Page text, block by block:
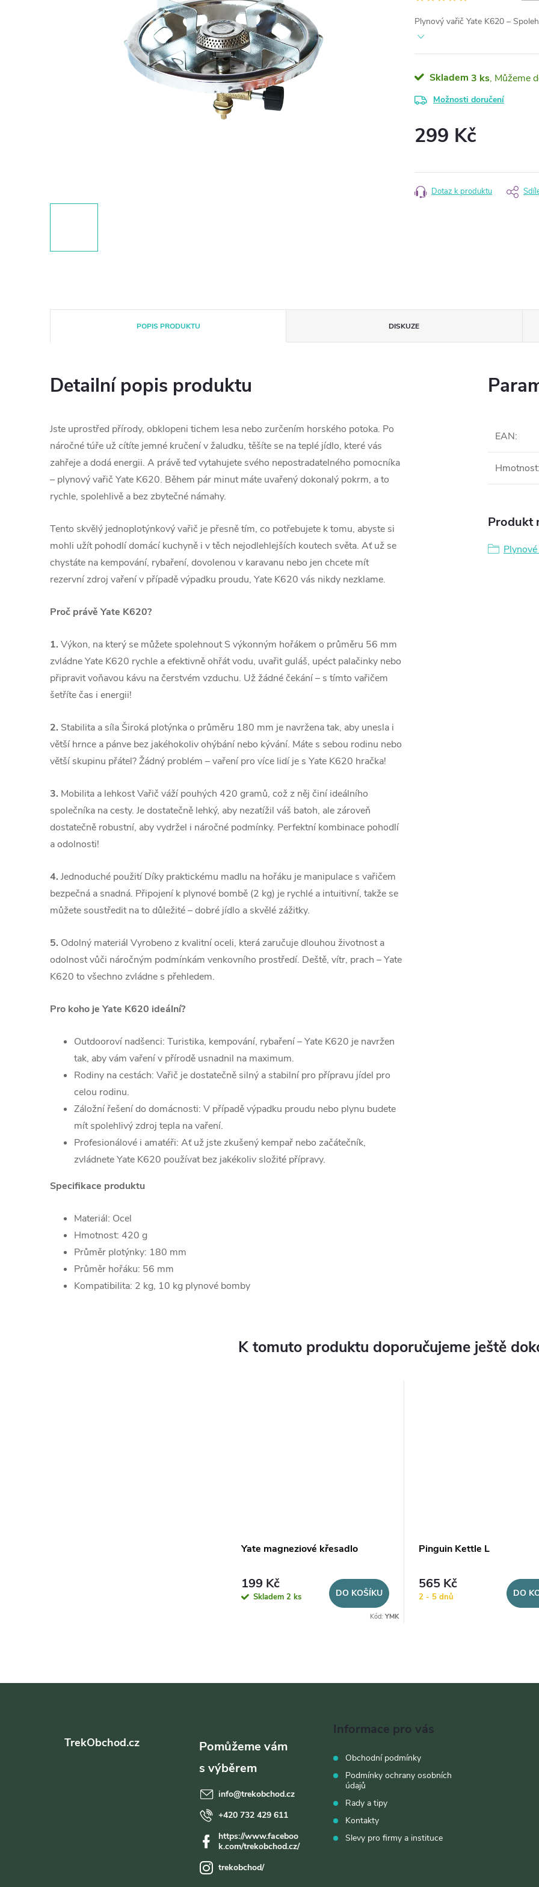
Plynový vařič Yate K620 –
Skladem 3 ks
Možnosti doručení
299 Kč
Dotaz k produktu
POPIS PRODUKTU DISKUZE
Detailní popis produktu
Jste uprostřed přírody, obklopeni tichem lesa nebo zurčením horského potoka. Po
náročné túře už cítíte jemné kručení v žaludku, těšíte se na teplé jídlo, které vás
zahřeje a dodá energii. A právě teď vytahujete svého nepostradatelného pomocníka
– plynový vařič Yate K620. Během pár minut máte uvařený dokonalý pokrm, a to
rychle, spolehlivě a bez zbytečné námahy.
Tento skvělý jednoplotýnkový vařič je přesně tím, co potřebujete k tomu, abyste si
mohli užít pohodlí domácí kuchyně i v těch nejodlehlejších koutech světa. Ať už se
chystáte na kempování, rybaření, dovolenou v karavanu nebo jen chcete mít
rezervní zdroj vaření v případě výpadku proudu, Yate K620 vás nikdy nezklame.
Proč právě Yate K620?
1. Výkon, na který se můžete spolehnout S výkonným hořákem o průměru 56 mm
zvládne Yate K620 rychle a efektivně ohřát vodu, uvařit guláš, upéct palačinky nebo
připravit voňavou kávu na čerstvém vzduchu. Už žádné čekání – s tímto vařičem
šetříte čas i energii!
2. Stabilita a síla Široká plotýnka o průměru 180 mm je navržena tak, aby unesla i
větší hrnce a pánve bez jakéhokoliv ohýbání nebo kývání. Máte s sebou rodinu nebo
větší skupinu přátel? Žádný problém – vaření pro více lidí je s Yate K620 hračka!
3. Mobilita a lehkost Vařič váží pouhých 420 gramů, což z něj činí ideálního
společníka na cesty. Je dostatečně lehký, aby nezatížil váš batoh, ale zároveň
dostatečně robustní, aby vydržel i náročné podmínky. Perfektní kombinace pohodlí
a odolnosti!
4. Jednoduché použití Díky praktickému madlu na hořáku je manipulace s vařičem
bezpečná a snadná. Připojení k plynové bombě (2 kg) je rychlé a intuitivní, takže se
můžete soustředit na to důležité – dobré jídlo a skvělé zážitky.
5. Odolný materiál Vyrobeno z kvalitní oceli, která zaručuje dlouhou životnost a
odolnost vůči náročným podmínkám venkovního prostředí. Deště, vítr, prach – Yate
K620 to všechno zvládne s přehledem.
Pro koho je Yate K620 ideální?
Outdooroví nadšenci: Turistika, kempování, rybaření – Yate K620 je navržen
tak, aby vám vaření v přírodě usnadnil na maximum.
Rodiny na cestách: Vařič je dostatečně silný a stabilní pro přípravu jídel pro
celou rodinu.
Záložní řešení do domácnosti: V případě výpadku proudu nebo plynu budete
mít spolehlivý zdroj tepla na vaření.
Profesionálové i amatéři: Ať už jste zkušený kempař nebo začátečník,
zvládnete Yate K620 používat bez jakékoliv složité přípravy.
Specifikace produktu
Materiál: Ocel
Hmotnost: 420 g
Průměr plotýnky: 180 mm
Průměr hořáku: 56 mm
Kompatibilita: 2 kg, 10 kg plynové bomby
EAN:
Hmotnost:
Produkt
K tomuto produktu doporučujeme ještě
Yate magneziové křesadlo
199 Kč
Skladem 2 ks DO KOŠÍKU
Kód: YMK
Pinguin Kettle L
565 Kč
2 - 5 dnů DO
TrekObchod.cz
info@trekobchod.cz
+420 732 429 611
https://www.faceboo
k.com/trekobchod.cz/
trekobchod/
Informace pro vás
Obchodní podmínky
Podmínky ochrany osobních
údajů
Rady a tipy
Kontakty
Slevy pro firmy a instituce